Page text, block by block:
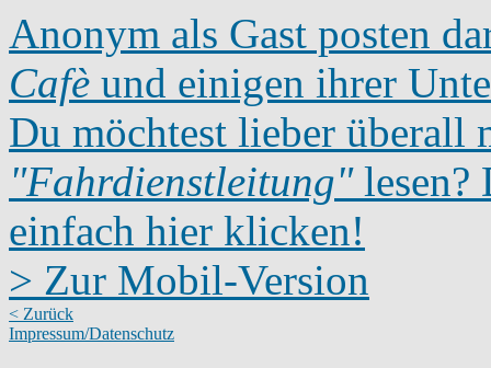
Anonym als Gast posten
Cafè und einigen ihrer
Du möchtest lieber überall
"Fahrdienstleitung"lesen?
einfach hier klicken!
> Zur Mobil-Version
< Zurück
Impressum/Datenschutz